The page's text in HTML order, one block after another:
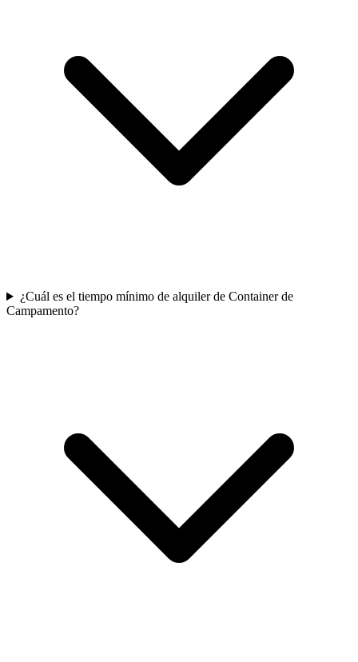
¿Cuál es el tiempo mínimo de alquiler de Container de
Campamento?